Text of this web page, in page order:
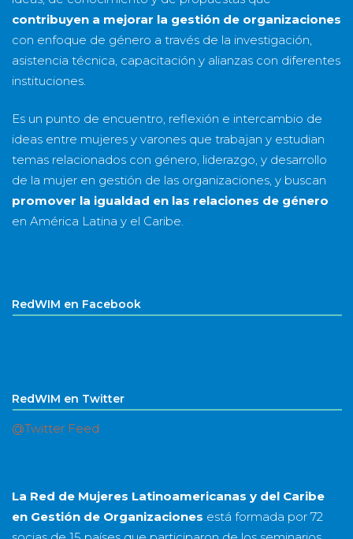
contribuyen a mejorar la gestión de organizaciones
con enfoque de género a través de la investigación,
asistencia técnica, capacitación y alianzas con diferentes
instituciones.
Es un punto de encuentro, reflexión e intercambio de
ideas entre mujeres y varones que trabajan y estudian
temas relacionados con género, liderazgo, y desarrollo
de la mujer en gestión de las organizaciones, y buscan
promover la igualdad en las relaciones de género
en América Latina y el Caribe.
RedWIM en Facebook
RedWIM en Twitter
@Twitter Feed
La Red de Mujeres Latinoamericanas y del Caribe
en Gestión de Organizaciones está formada por 72